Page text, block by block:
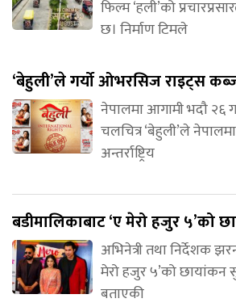
फिल्म ‘हली’को
छ। निर्माण टिमले
‘बेहुली’ले गर्यो ओभरसिज राइट्स
नेपालमा आगामी भदौ २६
चलचित्र ‘बेहुली’ले
अन्तर्राष्ट्रिय
बडीमालिकाबाट ‘ए मेरो हजुर ५’को
अभिनेत्री तथा निर्देशक
मेरो हजुर ५’को छायांकन
बताएकी